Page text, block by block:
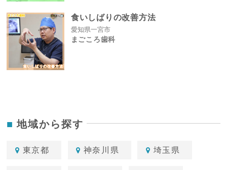
食いしばりの改善方法
愛知県一宮市
まごころ歯科
地域から探す
東京都 神奈川県 埼玉県